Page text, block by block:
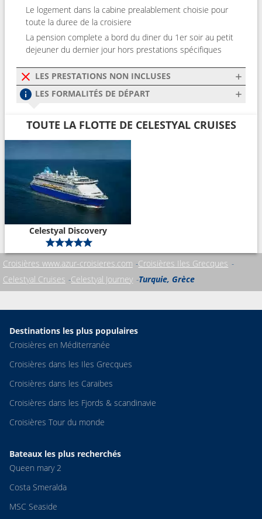
Le logement dans la cabine prealablement choisie pour
toute la duree de la croisiere
La pension complete a bord du diner du 1er soir au petit
dejeuner du dernier jour hors prestations spécifiques
LES PRESTATIONS NON INCLUSES
LES FORMALITÉS DE DÉPART
TOUTE LA FLOTTE DE CELESTYAL CRUISES
Celestyal Discovery
Croisières www.azur-croisieres.com Croisières Iles Grecques
Celestyal Cruises Celestyal Journey Turquie, Grèce
Destinations les plus populaires
Croisières en Méditerranée
Croisières dans les Iles Grecques
Croisières dans les Caraibes
Croisières dans les Fjords & scandinavie
Croisières Tour du monde
Bateaux les plus recherchés
Queen mary 2
Costa Smeralda
MSC Seaside